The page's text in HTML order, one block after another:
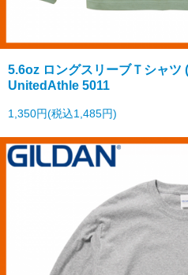
5.6oz ロングスリーブＴシャツ
UnitedAthle 5011
1,350円(税込1,485円)